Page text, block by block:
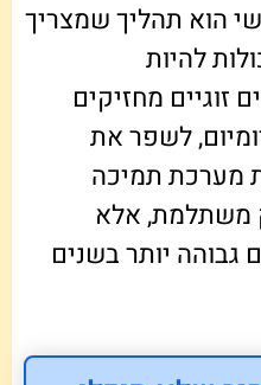
הוא תהליך שמצריך
להיות
זוגיים מחזיקים
לשפר את
מערכת תמיכה
משתלמת, אלא
גבוהה יותר בשנים